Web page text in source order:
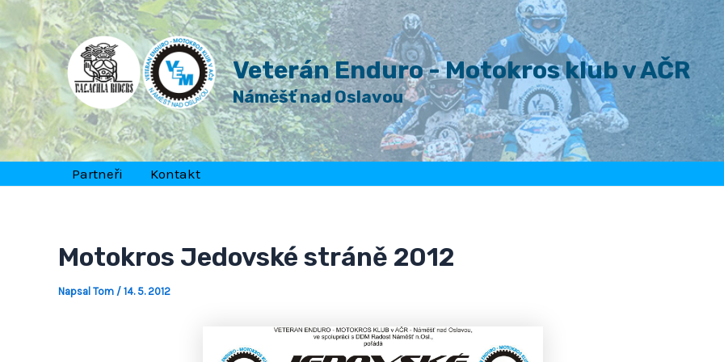
Přeskočit
na
obsah
Veterán Enduro - Motokros klub v AČR
Náměšť nad Oslavou
Partneři Kontakt
Motokros Jedovské stráně 2012
Napsal Tom / 14. 5. 2012
Post
navigation